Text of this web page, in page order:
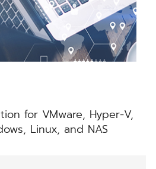
for VMware, Hyper-V,
Linux, and NAS